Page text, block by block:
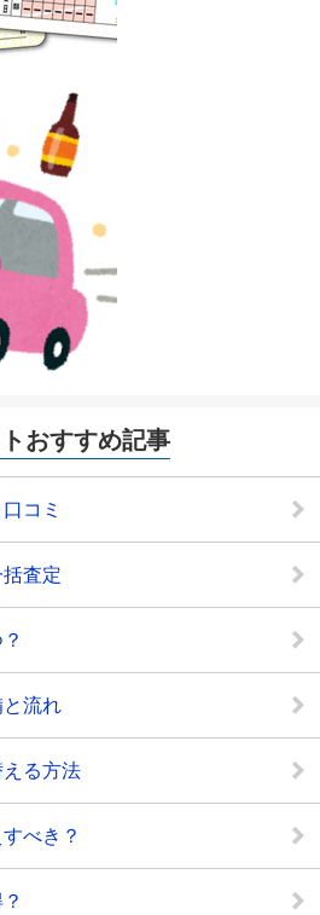
おすすめ記事
コミ
査定
流れ
る方法
べき？